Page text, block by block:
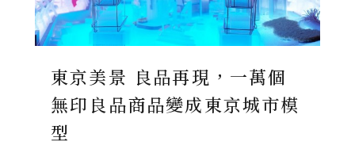
東京美景 良品再現，一萬個
無印良品商品變成東京城市模
型